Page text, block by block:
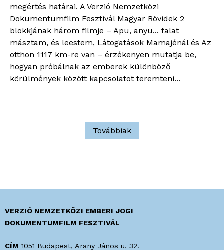
megértés határai. A Verzió Nemzetközi
Dokumentumfilm Fesztivál Magyar Rövidek 2
blokkjának három filmje – Apu, anyu... falat
másztam, és leestem, Látogatások Mamajénál és Az
otthon 1117 km-re van – érzékenyen mutatja be,
hogyan próbálnak az emberek különböző
körülmények között kapcsolatot teremteni...
Továbbiak
VERZIÓ NEMZETKÖZI EMBERI JOGI
DOKUMENTUMFILM FESZTIVÁL
CÍM 1051 Budapest, Arany János u. 32.